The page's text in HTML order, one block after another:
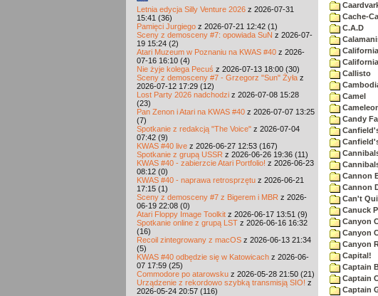
Letnia edycja Silly Venture 2026 z 2026-07-31
15:41 (36)
Pamięci Jurgiego z 2026-07-21 12:42 (1)
Sceny z demosceny #7: opowiada SuN z 2026-07-
19 15:24 (2)
Atari Muzeum w Poznaniu na KWAS #40 z 2026-
07-16 16:10 (4)
Nie żyje kolega Pecuś z 2026-07-13 18:00 (30)
Sceny z demosceny #7 - Grzegorz "Sun" Żyła z
2026-07-12 17:29 (12)
Lost Party 2026 nadchodzi z 2026-07-08 15:28
(23)
Pan Zenon i Atari na KWAS #40 z 2026-07-07 13:25
(7)
Spotkanie z redakcją "The Voice" z 2026-07-04
07:42 (9)
KWAS #40 live z 2026-06-27 12:53 (167)
Spotkanie z grupą USSR z 2026-06-26 19:36 (11)
KWAS #40 - zabierzcie Atari Portfolio! z 2026-06-23
08:12 (0)
KWAS #40 - naprawa retrosprzętu z 2026-06-21
17:15 (1)
Sceny z demosceny #7 z Bigerem i MBR z 2026-
06-19 22:08 (0)
Atari Floppy Image Toolkit z 2026-06-17 13:51 (9)
Spotkanie online z grupą LST z 2026-06-16 16:32
(16)
Recoil zintegrowany z macOS z 2026-06-13 21:34
(5)
KWAS #40 odbędzie się w Katowicach z 2026-06-
07 17:59 (25)
Commodore po atarowsku z 2026-05-28 21:50 (21)
Urządzenie z rekordowo szybką transmisją SIO! z
2026-05-24 20:57 (116)
Cache-
C.A.D
Callisto
Camel
Candy
Cannon
Cannon
Can't
Canuck
Canyon
Canyon
Canyon
Capital!
Captain
Captain
Captain